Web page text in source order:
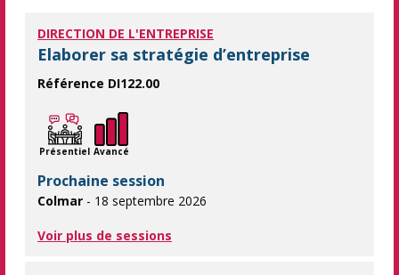
DIRECTION DE L'ENTREPRISE
Elaborer sa stratégie d’entreprise
Référence DI122.00
Acquérir des outils pour pérenniser et développer son
Présentiel Avancé
Prochaine session
Colmar - 18 septembre 2026
Voir plus de sessions